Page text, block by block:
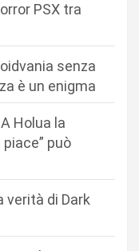
PSX tra
senza
è un enigma
Holua la
piace” può
verità di Dark